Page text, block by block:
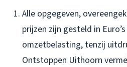
Alle opgegeven,
prijzen zijn gesteld in
omzetbelasting, tenzij
Ontstoppen Uithoorn